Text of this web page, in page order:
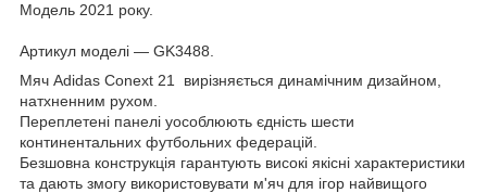
Модель 2021 року.
Артикул моделі — GK3488.
Мяч Adidas Conext 21 вирізняється динамічним дизайном,
натхненним рухом.
Переплетені панелі уособлюють єдність шести
континентальних футбольних федерацій.
Безшовна конструкція гарантують високі якісні характеристики
та дають змогу використовувати м'яч для ігор найвищого